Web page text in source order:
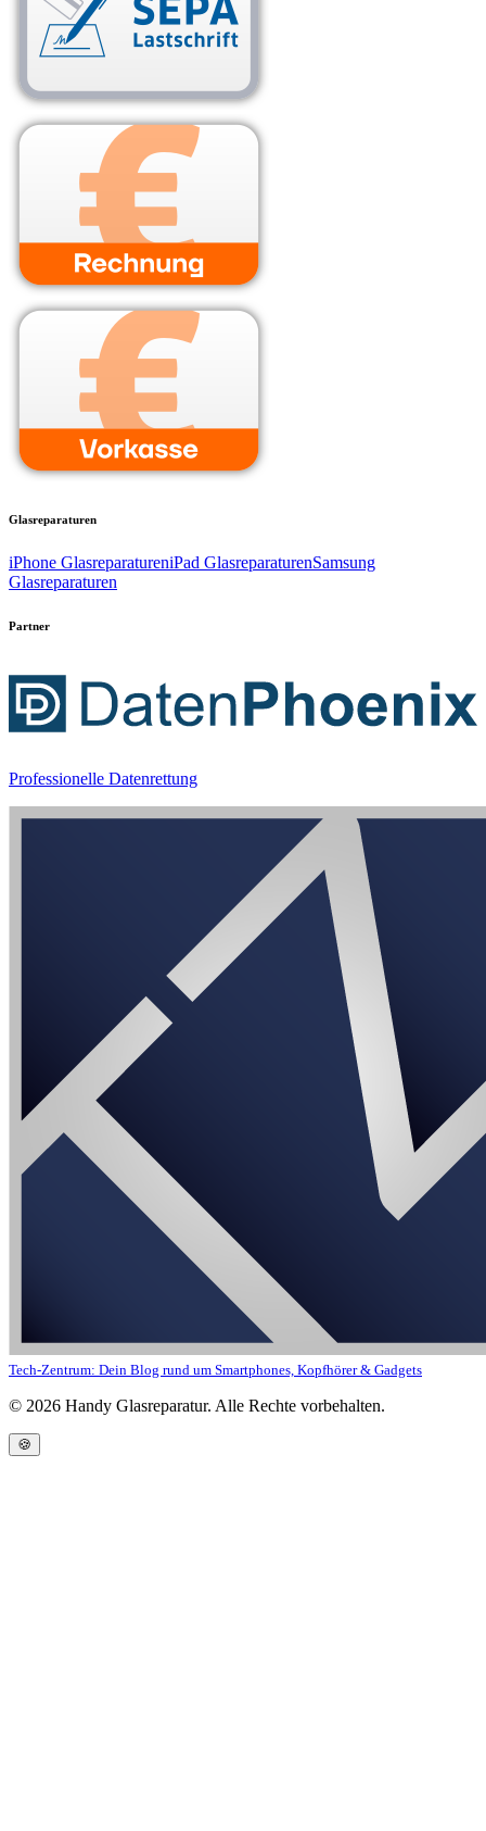
Glasreparaturen
iPhone GlasreparatureniPad GlasreparaturenSamsung
Glasreparaturen
Partner
Professionelle Datenrettung
Tech-Zentrum: Dein Blog rund um Smartphones, Kopfhörer & Gadgets
© 2026 Handy Glasreparatur. Alle Rechte vorbehalten.
🍪